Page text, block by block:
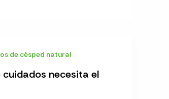
de césped natural
cuidados necesita el